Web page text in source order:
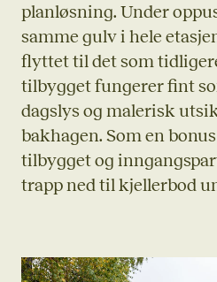
planløsning. Under
samme gulv i hele
flyttet til det som
tilbygget fungerer fint
dagslys og malerisk
bakhagen. Som en
tilbygget og
trapp ned til kjellerbod